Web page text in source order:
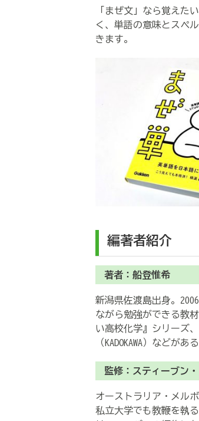
「まぜ文」なら覚えた
く、単語の意味とスペ
きます。
編著者紹介
著者：船登惟希
新潟県佐渡島出身。
ながら勉強ができる教
い高校化学』シリーズ
（KADOKAWA）などがある
監修：スティーブン
オーストラリア・メル
私立大学でも教鞭を執